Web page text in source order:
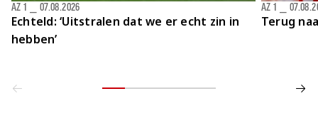
Echteld: ‘Uitstralen dat we er echt zin in
hebben’
AZ 1 07.08.2026
Terug
AZ 1